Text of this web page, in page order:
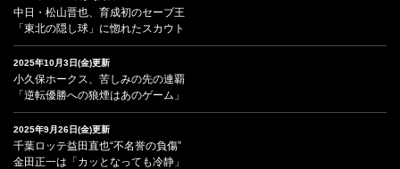
中日・松山晋也、育成初のセーブ王
「東北の隠し球」に惚れたスカウト
2025年10月3日(金)更新
小久保ホークス、苦しみの先の連覇
「逆転優勝への狼煙はあのゲーム」
2025年9月26日(金)更新
千葉ロッテ益田直也“不名誉の負傷”
金田正一は「カッとなっても冷静」